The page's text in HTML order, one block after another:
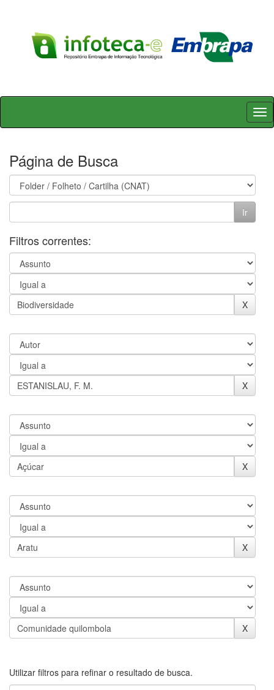
Skip
Página de Busca
Filtros correntes:
Utilizar filtros para refinar o resultado de busca.